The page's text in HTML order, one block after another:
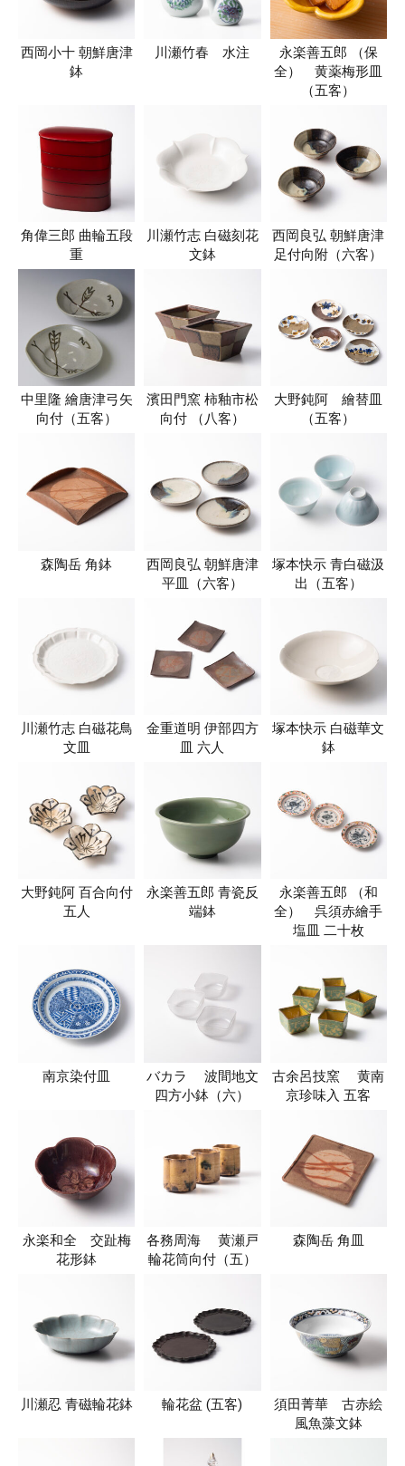
西岡小十 朝鮮唐津
鉢
川瀬竹春 水注
永楽善五郎 （保
全） 黄薬梅形皿
（五客）
角偉三郎 曲輪五段
重
川瀬竹志 白磁刻花
文鉢
西岡良弘 朝鮮唐津
足付向附（六客）
中里隆 繪唐津弓矢
向付（五客）
濱田門窯 柿釉市松
向付 （八客）
大野鈍阿 繪替皿
（五客）
森陶岳 角鉢
西岡良弘 朝鮮唐津
平皿（六客）
塚本快示 青白磁汲
出（五客）
川瀬竹志 白磁花鳥
文皿
金重道明 伊部四方
皿 六人
塚本快示 白磁華文
鉢
大野鈍阿 百合向付
五人
永楽善五郎 青瓷反
端鉢
永楽善五郎 （和
全） 呉須赤繪手
塩皿 二十枚
南京染付皿
バカラ 波間地文
四方小鉢（六）
古余呂技窯 黄南
京珍味入 五客
永楽和全 交趾梅
花形鉢
各務周海 黄瀬戸
輪花筒向付（五）
森陶岳 角皿
川瀬忍 青磁輪花鉢 輪花盆 (五客)
須田菁華 古赤絵
風魚藻文鉢